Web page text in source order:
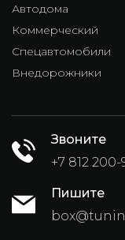
Автодома
Коммерческий
Спецавтомобили
Внедорожники
Звоните
+7 812
Пишите